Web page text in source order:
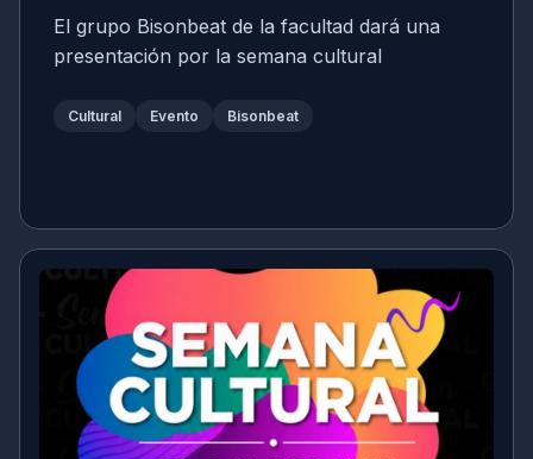
El grupo Bisonbeat de la facultad dará una
presentación por la semana cultural
Cultural Evento Bisonbeat